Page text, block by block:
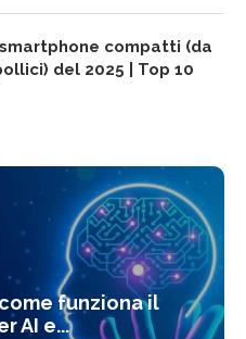
compatti (da
del 2025 | Top 10
funziona il
AI e...